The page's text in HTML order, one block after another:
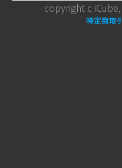
copyright c
特定商取